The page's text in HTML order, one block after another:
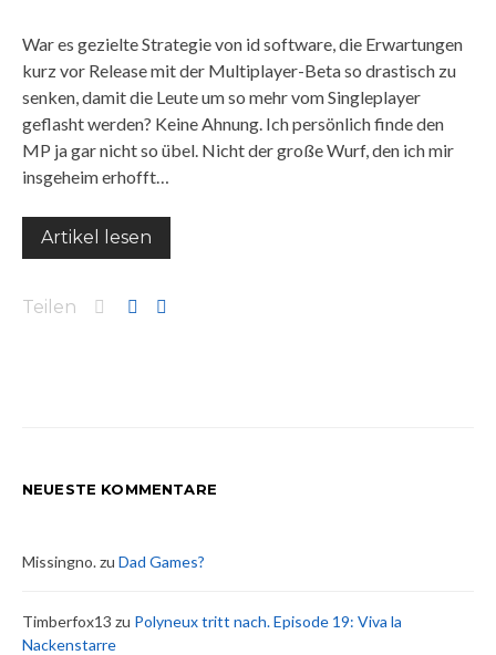
War es gezielte Strategie von id software, die Erwartungen
kurz vor Release mit der Multiplayer-Beta so drastisch zu
senken, damit die Leute um so mehr vom Singleplayer
geflasht werden? Keine Ahnung. Ich persönlich finde den
MP ja gar nicht so übel. Nicht der große Wurf, den ich mir
insgeheim erhofft…
Artikel lesen
Teilen
NEUESTE KOMMENTARE
Missingno.zu Dad Games?
Timberfox13 zu Polyneux tritt nach. Episode 19: Viva la
Nackenstarre